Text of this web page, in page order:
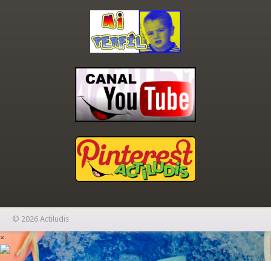
© 2026 Actiludis
×